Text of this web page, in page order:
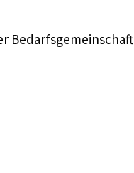
Bedarfsgemeinschaft